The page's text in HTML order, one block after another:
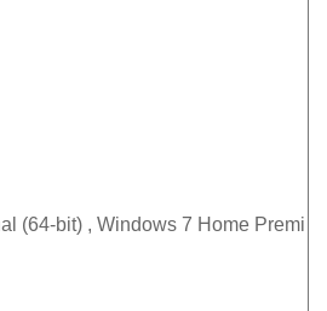
(64-bit) , Windows 7 Home Premi